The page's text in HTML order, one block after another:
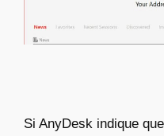
Si AnyDesk indique